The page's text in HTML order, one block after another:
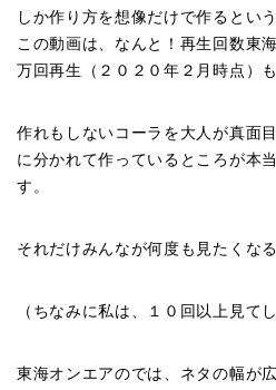
しか作り方を想像だけで作るとい
この動画は、なんと！再生回数東
万回再生（２０２０年２月時点）
作れもしないコーラを大人が真面
に分かれて作っているところが本
す。
それだけみんなが何度も見たくな
（ちなみに私は、１０回以上見て
東海オンエアのでは、ネタの幅が